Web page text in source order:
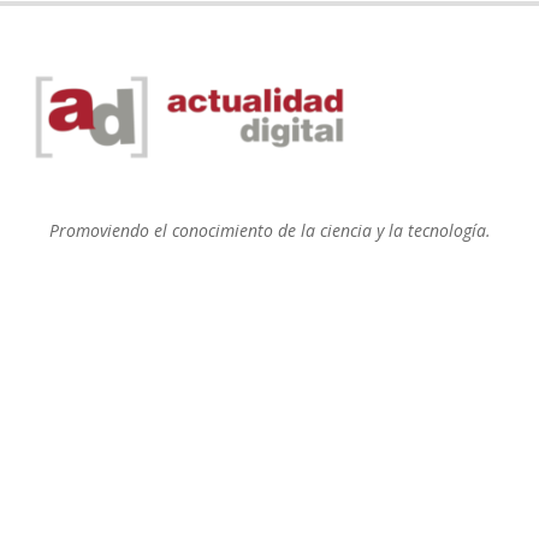
Promoviendo el conocimiento de la ciencia y la tecnología.